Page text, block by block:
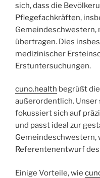
sich, dass die
Pflegefachkräften,
Gemeindeschwestern,
übertragen. Dies
medizinischer
Erstuntersuchungen.
cuno.health begrüßt
außerordentlich.
fokussiert sich auf
und passt ideal zur
Gemeindeschwestern,
Referentenentwurf
Einige Vorteile, wie